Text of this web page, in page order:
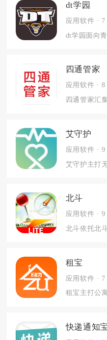
dt学园
应用软件 7
四通管家
应用软件 8
艾守护
应用软件 9
北斗
应用软件 9
租宝
应用软件 7
快递通知